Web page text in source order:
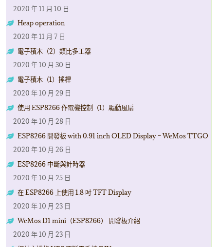
2020 年 11 月 10 日
Heap operation
2020 年 11 月 7 日
電子積木（2）類比多工器
2020 年 10 月 30 日
電子積木（1）搖桿
2020 年 10 月 29 日
使用 ESP8266 作電機控制（1）驅動風扇
2020 年 10 月 28 日
ESP8266 開發板 with 0.91 inch OLED Display – WeMos TTGO
2020 年 10 月 26 日
ESP8266 中斷與計時器
2020 年 10 月 25 日
在 ESP8266 上使用 1.8 吋 TFT Display
2020 年 10 月 23 日
WeMos D1 mini（ESP8266） 開發板介紹
2020 年 10 月 23 日